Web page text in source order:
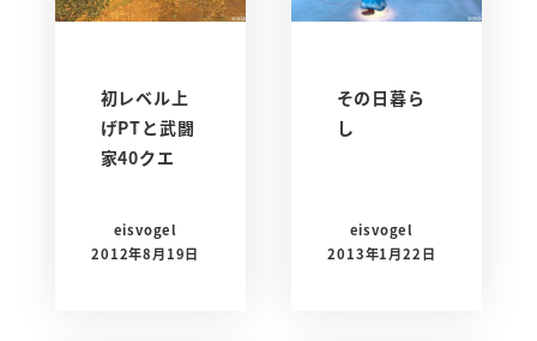
初レベル上
げPTと武闘
家40クエ
eisvogel
2012年8月19日
その日暮ら
し
eisvogel
2013年1月22日